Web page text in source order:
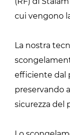
cui vengono
La nostra
efficiente dal
preservando
sicurezza del